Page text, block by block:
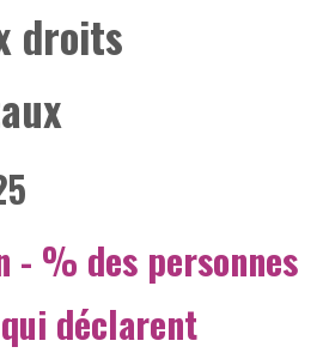
droits
- % des personnes
déclarent